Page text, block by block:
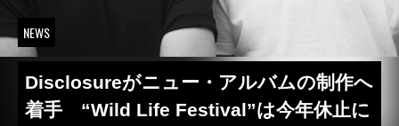
NEWS
Disclosureがニュー・アルバムの制作へ
着手 “Wild Life Festival”は今年休止に